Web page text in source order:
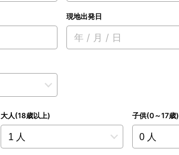
現地出発日
年 / 月 / 日
大人(18歳以上) 子供(0～17歳)